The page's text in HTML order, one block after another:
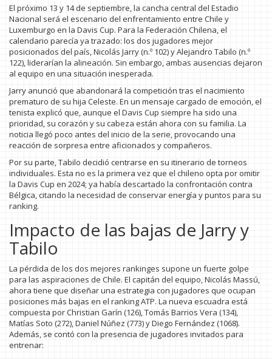
El próximo 13 y 14 de septiembre, la cancha central del Estadio
Nacional será el escenario del enfrentamiento entre Chile y
Luxemburgo en la Davis Cup. Para la Federación Chilena, el
calendario parecía ya trazado: los dos jugadores mejor
posicionados del país, Nicolás Jarry (n.º 102) y Alejandro Tabilo (n.º
122), liderarían la alineación. Sin embargo, ambas ausencias dejaron
al equipo en una situación inesperada.
Jarry anunció que abandonará la competición tras el nacimiento
prematuro de su hija Celeste. En un mensaje cargado de emoción, el
tenista explicó que, aunque el Davis Cup siempre ha sido una
prioridad, su corazón y su cabeza están ahora con su familia. La
noticia llegó poco antes del inicio de la serie, provocando una
reacción de sorpresa entre aficionados y compañeros.
Por su parte, Tabilo decidió centrarse en su itinerario de torneos
individuales. Esta no es la primera vez que el chileno opta por omitir
la Davis Cup en 2024; ya había descartado la confrontación contra
Bélgica, citando la necesidad de conservar energía y puntos para su
ranking.
Impacto de las bajas de Jarry y
Tabilo
La pérdida de los dos mejores rankinges supone un fuerte golpe
para las aspiraciones de Chile. El capitán del equipo, Nicolás Massú,
ahora tiene que diseñar una estrategia con jugadores que ocupan
posiciones más bajas en el ranking ATP. La nueva escuadra está
compuesta por Christian Garín (126), Tomás Barrios Vera (134),
Matías Soto (272), Daniel Núñez (773) y Diego Fernández (1068).
Además, se contó con la presencia de jugadores invitados para
entrenar: